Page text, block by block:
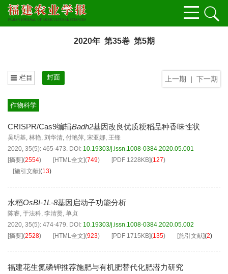
2020年 第35卷 第5期
上一期 | 下一期
栏目 封面
作物科学
CRISPR/Cas9编辑Badh2基因改良优质粳稻品种香味性状
吴明基, 林艳, 刘华清, 付艳萍, 宋亚娜, 王锋
2020, 35(5): 465-473. DOI: 10.19303/j.issn.1008-0384.2020.05.001
[摘要](2554) [HTML全文](749) [PDF 1228KB](127)
[施引文献](13)
水稻OsBI-1L-8基因启动子功能分析
陈睿, 于法科, 李清贤, 单贞
2020, 35(5): 474-479. DOI: 10.19303/j.issn.1008-0384.2020.05.002
[摘要](2528) [HTML全文](923) [PDF 1715KB](135) [施引文献](2)
福建花生氮磷钾推荐施肥与有机肥替代化肥潜力研究